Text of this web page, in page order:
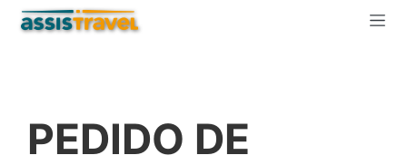
PEDIDO DE